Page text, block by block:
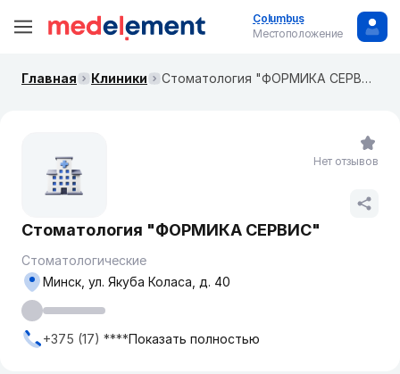
Columbus
Местоположение
Главная Клиники Стоматология "ФОРМИКА СЕРВИС"
Стоматология "ФОРМИКА СЕРВИС"
Стоматологические
Минск, ул. Якуба Коласа, д. 40
+375 (17) ****Показать полностью
Нет отзывов